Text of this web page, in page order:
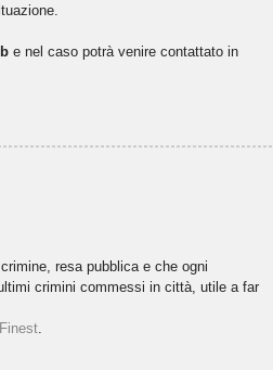
e nel caso potrà venire contattato in
resa pubblica e che ogni
crimini commessi in città, utile a far